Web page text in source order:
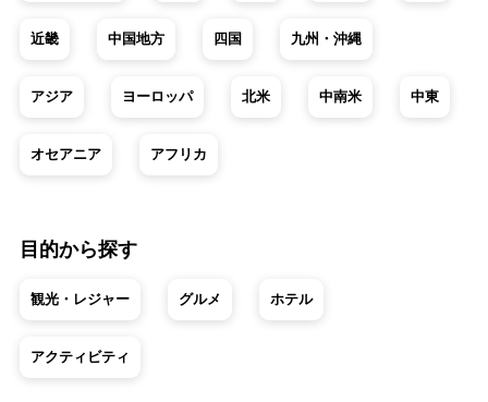
近畿 中国地方 四国 九州・沖縄
アジア ヨーロッパ 北米 中南米 中東
オセアニア アフリカ
目的から探す
観光・レジャー グルメ ホテル
アクティビティ